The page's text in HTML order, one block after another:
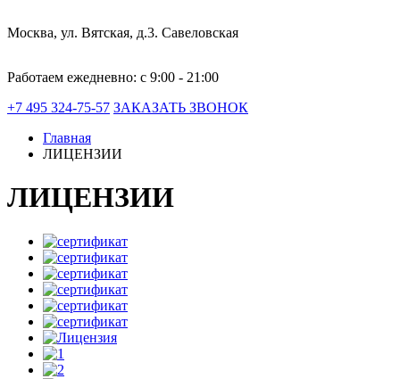
Москва, ул. Вятская, д.3. Савеловская
Работаем ежедневно: с 9:00 - 21:00
+7 495 324-75-57 ЗАКАЗАТЬ ЗВОНОК
Главная
ЛИЦЕНЗИИ
ЛИЦЕНЗИИ